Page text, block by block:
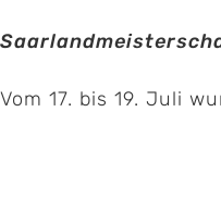
Vom 17. bis 19. Juli